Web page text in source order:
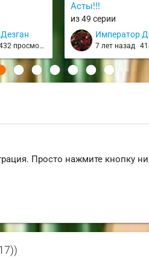
просмотра
Асты!!!
из 49 серии
Император
7 лет назад
Просто нажмите кнопку